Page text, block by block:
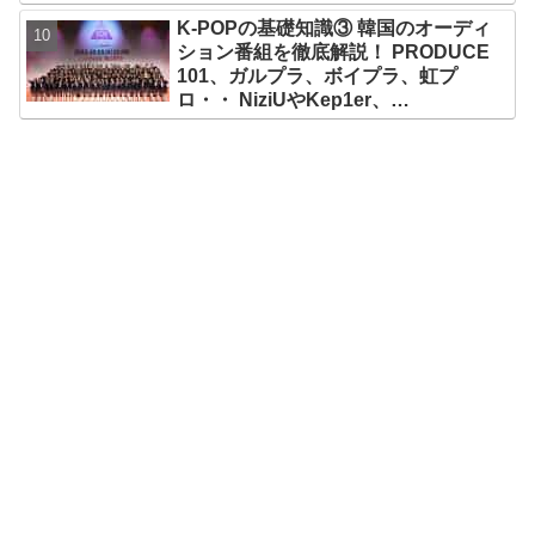
K-POPの基礎知識③ 韓国のオーディ
ション番組を徹底解説！ PRODUCE
101、ガルプラ、ボイプラ、虹プ
ロ・・ NiziUやKep1er、
ZEROBASEONEら人気グループが